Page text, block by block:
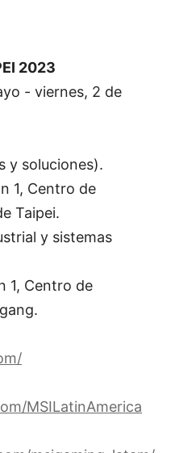
2023
- viernes, 2 de
y soluciones).
1, Centro de
Taipei.
y sistemas
1, Centro de
MSILatinAmerica